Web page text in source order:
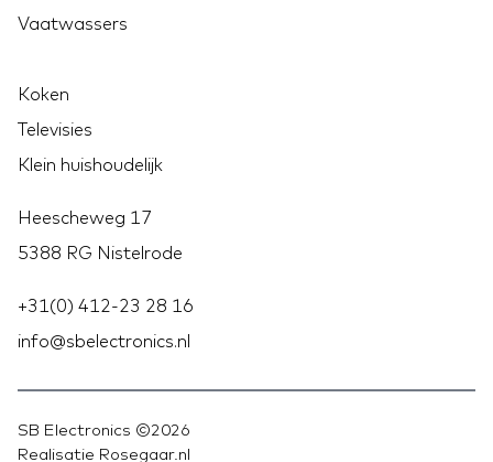
Vaatwassers
Koken
Televisies
Klein huishoudelijk
Heescheweg 17
5388 RG Nistelrode
+31(0) 412-23 28 16
info@sbelectronics.nl
SB Electronics ©2026
Realisatie Rosegaar.nl